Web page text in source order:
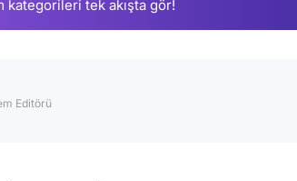
kategorileri tek akışta gör!
Editörü